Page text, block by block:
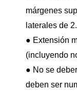
márgenes
laterales de
● Extensión
(incluyendo
● No se
deben ser